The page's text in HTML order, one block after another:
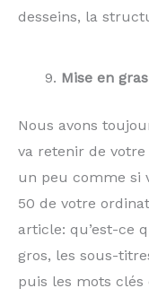
desseins, la
Mise en
Nous avons
va retenir de votre
un peu comme si
50 de votre
article: qu’est-ce
gros, les sous-
puis les mots clés